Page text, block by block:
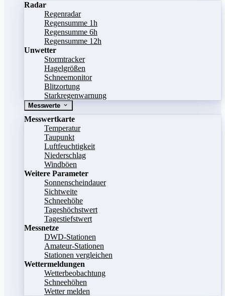
Radar
Regenradar
Regensumme 1h
Regensumme 6h
Regensumme 12h
Unwetter
Stormtracker
Hagelgrößen
Schneemonitor
Blitzortung
Starkregenwarnung
Messwerte
Messwertkarte
Temperatur
Taupunkt
Luftfeuchtigkeit
Niederschlag
Windböen
Weitere Parameter
Sonnenscheindauer
Sichtweite
Schneehöhe
Tageshöchstwert
Tagestiefstwert
Messnetze
DWD-Stationen
Amateur-Stationen
Stationen vergleichen
Wettermeldungen
Wetterbeobachtung
Schneehöhen
Wetter melden